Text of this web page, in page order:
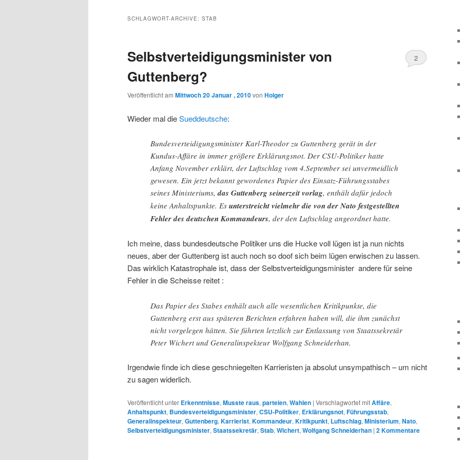
wechseln
SCHLAGWORT-ARCHIVE: STAB
Selbstverteidigungsminister von
Guttenberg?
Veröffentlicht am Mittwoch 20 Januar , 2010von Holger
2
Wieder mal dieSueddeutsche:
Bundesverteidigungsminister Karl-Theodor zu Guttenberg gerät in der
Kundus-Affäre in immer größere Erklärungsnot. Der CSU-Politiker hatte
Anfang November erklärt, der Luftschlag vom 4.September sei unvermeidlich
gewesen. Ein jetzt bekannt gewordenes Papier des Einsatz-Führungsstabes
seines Ministeriums,das Guttenberg seinerzeit vorlag, enthält dafür jedoch
keine Anhaltspunkte. Es unterstreicht vielmehr die von der Nato festgestellten
Fehler des deutschen Kommandeurs, der den Luftschlag angeordnet hatte.
Ich meine, dass bundesdeutsche Politiker uns die Hucke voll lügen ist ja nun nichts
neues, aber der Guttenberg ist auch noch so doof sich beim lügen erwischen zu lassen.
Das wirklich Katastrophale ist, dass der Selbstverteidigungsminister andere für seine
Fehler in die Scheisse reitet :
Das Papier des Stabes enthält auch alle wesentlichen Kritikpunkte, die
Guttenberg erst aus späteren Berichten erfahren haben will, die ihm zunächst
nicht vorgelegen hätten. Sie führten letztlich zur Entlassung von Staatssekretär
Peter Wichert und Generalinspekteur Wolfgang Schneiderhan.
Irgendwie finde ich diese geschniegelten Karrieristen ja absolut unsympathisch – um nicht
zu sagen widerlich.
Veröffentlicht unter Erkenntnisse,Musste raus,parteien,Wahlen | Verschlagwortet mitAffäre,
Anhaltspunkt, Bundesverteidigungsminister,CSU-Politiker, Erklärungsnot,Führungsstab,
Generalinspekteur,Guttenberg,Karrierist,Kommandeur,Kritikpunkt, Luftschlag,Ministerium,Nato,
Selbstverteidigungsminister,Staatssekretär,Stab,Wichert,Wolfgang Schneiderhan | 2Kommentare